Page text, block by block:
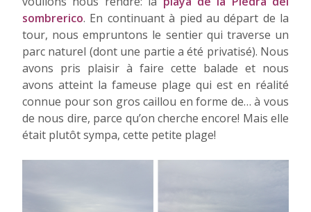
sombrerico. En continuant à pied au départ de la
tour, nous empruntons le sentier qui traverse un
parc naturel (dont une partie a été privatisé). Nous
avons pris plaisir à faire cette balade et nous
avons atteint la fameuse plage qui est en réalité
connue pour son gros caillou en forme de… à vous
de nous dire, parce qu’on cherche encore! Mais elle
était plutôt sympa, cette petite plage!